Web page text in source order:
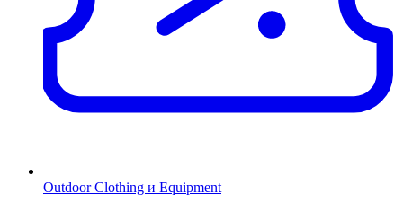
Outdoor Clothing и Equipment